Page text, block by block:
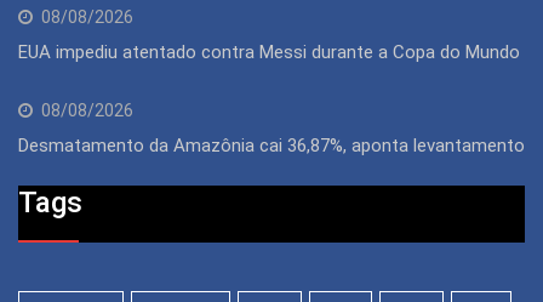
08/08/2026
EUA impediu atentado contra Messi durante a Copa do Mundo
08/08/2026
Desmatamento da Amazônia cai 36,87%, aponta levantamento
Tags